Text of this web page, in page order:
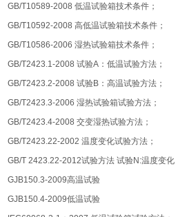
GB/T10589-2008低温试验箱技术条件；
GB/T10592-2008高低温试验箱技术条件；
GB/T10586-2006湿热试验箱技术条件；
GB/T2423.1-2008试验A：低温试验方法；
GB/T2423.2-2008试验B：高温试验方法；
GB/T2423.3-2006湿热试验箱试验方法；
GB/T2423.4-2008交变湿热试验方法；
GB/T2423.22-2002温度变化试验方法；
GB/T 2423.22-2012试验方法 试验N:温度变化
GJB150.3-2009高温试验
GJB150.4-2009低温试验